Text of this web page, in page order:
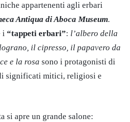
appartenenti agli erbari
Antiqua di Aboca Museum.
i “tappeti erbari”: l’albero della
il cipresso, il papavero da
e la rosa sono i protagonisti di
significati mitici, religiosi e
si apre un grande salone: